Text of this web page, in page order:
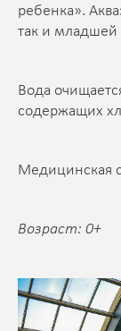
ребенка».
так и младшей
Вода
содержащих
Медицинская
Возраст: 0+